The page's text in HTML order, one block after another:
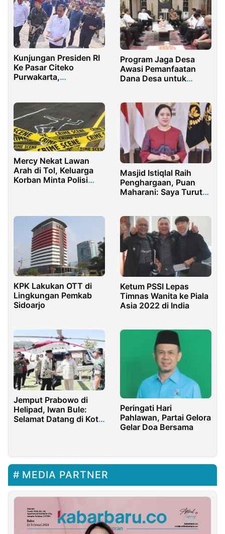
Kunjungan Presiden RI
Ke Pasar Citeko
Purwakarta,
Program Jaga Desa
Awasi Pemanfaatan
Dana Desa untuk
Mercy Nekat Lawan
Arah di Tol, Keluarga
Korban Minta Polisi
Masjid Istiqlal Raih
Penghargaan, Puan
Maharani: Saya Turut
KPK Lakukan OTT di
Lingkungan Pemkab
Sidoarjo
Ketum PSSI Lepas
Timnas Wanita ke Piala
Asia 2022 di India
Jemput Prabowo di
Helipad, Iwan Bule:
Selamat Datang di Kota
Peringati Hari
Pahlawan, Partai Gelora
Gelar Doa Bersama
MEDIA PARTNER